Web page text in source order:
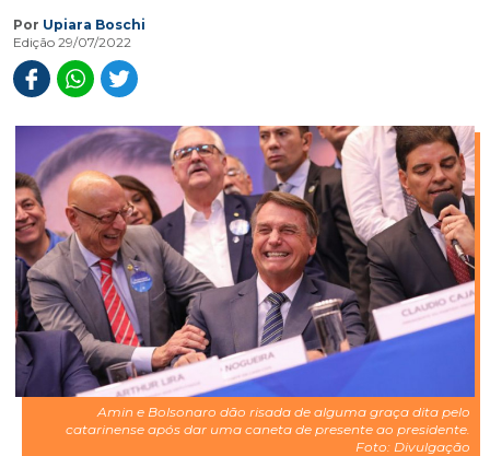
Por Upiara Boschi
Edição 29/07/2022
Amin e Bolsonaro dão risada de alguma graça dita pelo
catarinense após dar uma caneta de presente ao presidente.
Foto: Divulgação